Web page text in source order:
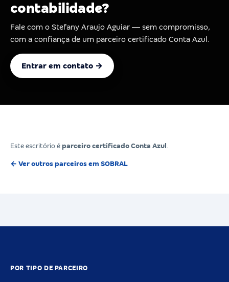
contabilidade?
Fale com o Stefany Araujo Aguiar — sem compromisso,
com a confiança de um parceiro certificado Conta Azul.
Entrar em contato →
Este escritório é parceiro certificado Conta Azul
← Ver outros parceiros em SOBRAL
POR TIPO DE PARCEIRO